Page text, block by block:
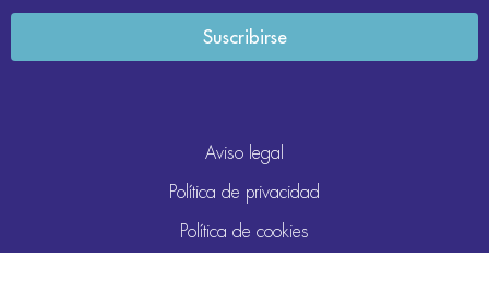
Aviso legal
Política de privacidad
Política de cookies